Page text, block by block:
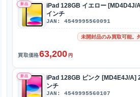
新品
iPad 128GB イエロー [MD4D4J/
インチ
JAN: 4549995560091
未開封品のみ買取可能。
買取価格63,200 円
新品
iPad 128GB ピンク [MD4E4J/A]
ンチ
JAN: 4549995560107